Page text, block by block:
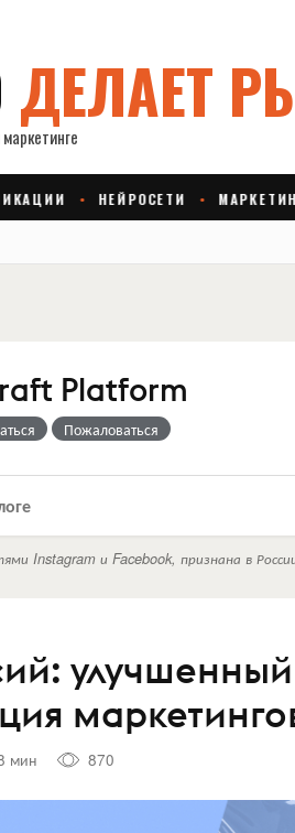
Platform
Пожаловаться
Instagram и Facebook, признана в
мин 870